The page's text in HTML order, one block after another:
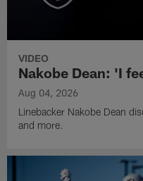
VIDEO
Nakobe Dean: 'I
Aug 04, 2026
Linebacker Nakobe Dean
and more.